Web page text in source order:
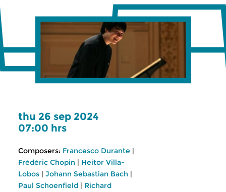
thu 26 sep 2024
07:00 hrs
Composers: Francesco Durante |
Frédéric Chopin | Heitor Villa-
Lobos | Johann Sebastian Bach |
Paul Schoenfield | Richard